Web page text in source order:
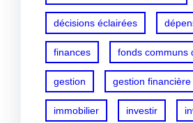
décisions éclairées
finances fonds communs
gestion gestion financière
immobilier investir